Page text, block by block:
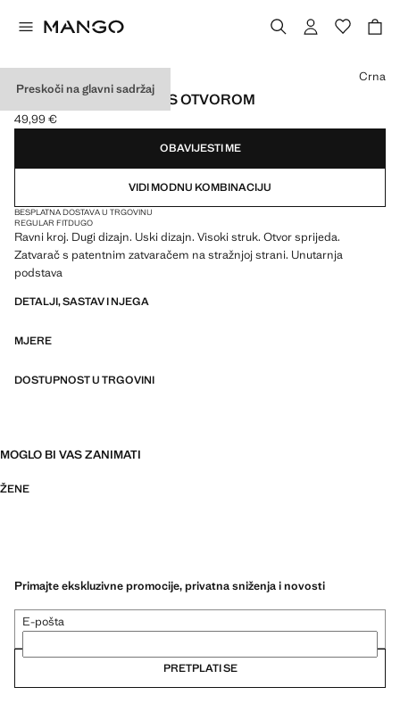
Preskoči na glavni sadržaj
SUKNJA ZA ODIJELO S OTVOROM
Trenutačna cijena [49,99 € ]
49,99 €
Odaberite boju
Crna
OBAVIJESTI ME
VIDI MODNU KOMBINACIJU
BESPLATNA DOSTAVA U TRGOVINU
REGULAR FITDUGO
Ravni kroj. Dugi dizajn. Uski dizajn. Visoki struk. Otvor sprijeda.
Zatvarač s patentnim zatvaračem na stražnjoj strani. Unutarnja
podstava
DETALJI, SASTAV I NJEGA
MJERE
DOSTUPNOST U TRGOVINI
MOGLO BI VAS ZANIMATI
ŽENE
Primajte ekskluzivne promocije, privatna sniženja i novosti
E-pošta
PRETPLATI SE